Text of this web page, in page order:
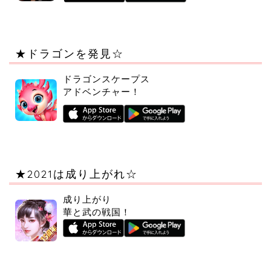
★ドラゴンを発見☆
ドラゴンスケープス
アドベンチャー！
★2021は成り上がれ☆
成り上がり
華と武の戦国！